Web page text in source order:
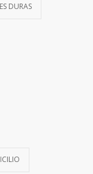
DURAS